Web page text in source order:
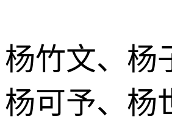
杨竹文、杨
杨可予、杨